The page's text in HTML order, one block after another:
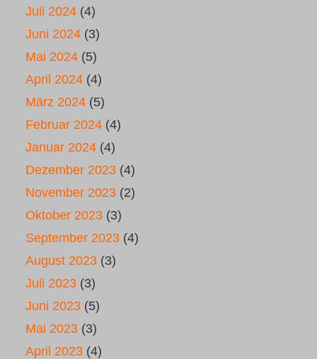
Juli 2024 (4)
Juni 2024 (3)
Mai 2024 (5)
April 2024 (4)
März 2024 (5)
Februar 2024 (4)
Januar 2024 (4)
Dezember 2023 (4)
November 2023 (2)
Oktober 2023 (3)
September 2023 (4)
August 2023 (3)
Juli 2023 (3)
Juni 2023 (5)
Mai 2023 (3)
April 2023 (4)